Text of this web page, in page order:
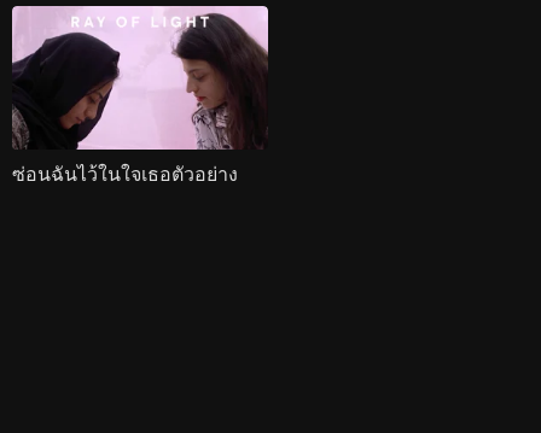
ซ่อนฉันไว้ในใจเธอตัวอย่าง